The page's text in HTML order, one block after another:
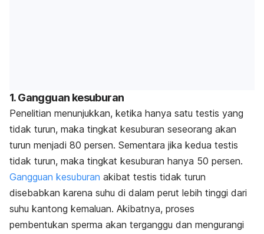
1. Gangguan kesuburan
Penelitian menunjukkan, ketika hanya satu testis yang
tidak turun, maka tingkat kesuburan seseorang akan
turun menjadi 80 persen. Sementara jika kedua testis
tidak turun, maka tingkat kesuburan hanya 50 persen.
Gangguan kesuburan akibat testis tidak turun
disebabkan karena suhu di dalam perut lebih tinggi dari
suhu kantong kemaluan. Akibatnya, proses
pembentukan sperma akan terganggu dan mengurangi